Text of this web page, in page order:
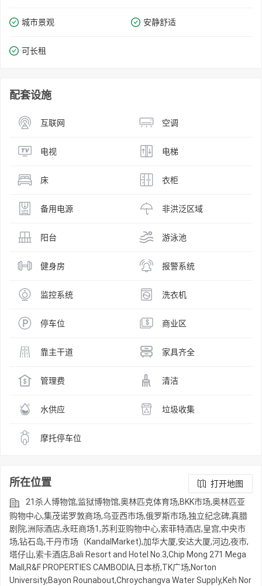
城市景观 安静舒适
可长租
配套设施
互联网 空调
电视 电梯
床 衣柜
备用电源 非洪泛区域
阳台 游泳池
健身房 报警系统
监控系统 洗衣机
停车位 商业区
靠主干道 家具齐全
管理费 清洁
水供应 垃圾收集
摩托停车位
所在位置
打开地图
21杀人博物馆,监狱博物馆,奥林匹克体育场,BKK市场,奥林匹亚
购物中心,集茂诺罗敦商场,乌亚西市场,俄罗斯市场,独立纪念碑,真腊
剧院,洲际酒店,永旺商场1,苏利亚购物中心,索菲特酒店,皇宫,中央市
场,钻石岛,干丹市场（KandalMarket),加华大厦,安达大厦,河边,夜市,
塔仔山,索卡酒店,Bali Resort and Hotel No.3,Chip Mong 271 Mega
Mall,R&F PROPERTIES CAMBODIA,日本桥,TK广场,Norton
University,Bayon Rounabout,Chroychangva Water Supply,Keh Nor